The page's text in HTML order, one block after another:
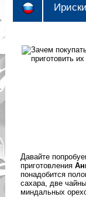
Ириски
Давайте
приготовления
понадобится
сахара, две
миндальных